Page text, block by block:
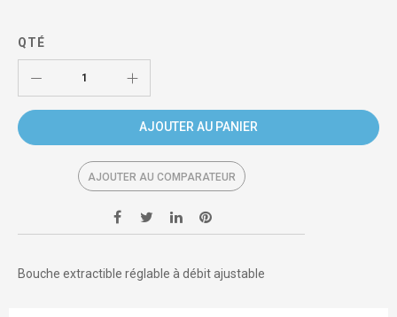
QTÉ
AJOUTER AU PANIER
AJOUTER AU COMPARATEUR
Bouche extractible réglable à débit ajustable